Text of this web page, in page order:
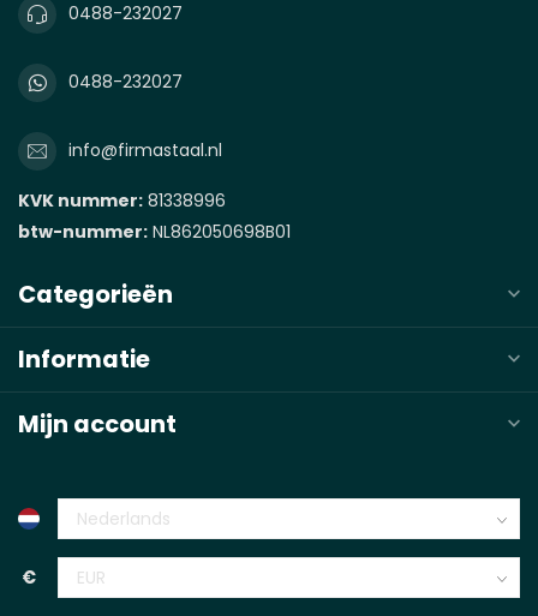
0488-232027
0488-232027
info@firmastaal.nl
KVK nummer: 81338996
btw-nummer: NL862050698B01
Categorieën
Informatie
Mijn account
€